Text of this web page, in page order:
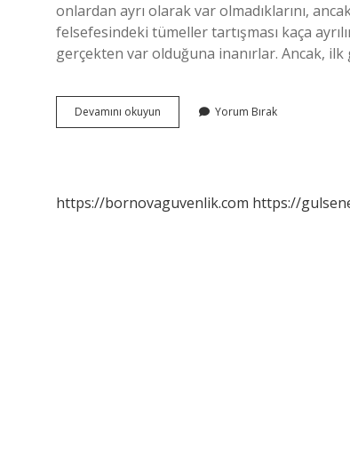
onlardan ayrı olarak var olmadıklarını,
felsefesindeki tümeller tartışması kaça
gerçekten var olduğuna inanırlar. Ancak, ilk
Devamını okuyun Tümeller
Problemi
Yorum Bırak
https://bornovaguvenlik.com https://